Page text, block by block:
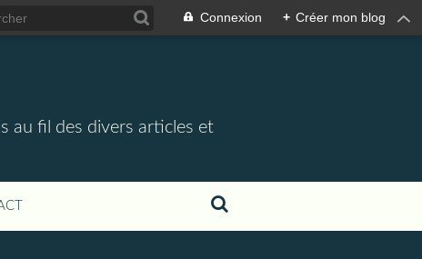
Connexion + Créer mon blog
au fil des divers articles et